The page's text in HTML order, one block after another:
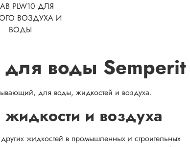
PLW10 ДЛЯ
ВОЗДУХА И
ВОДЫ
воды Semperit
для воды, жидкостей и воздуха.
и воздуха
жидкостей в промышленных и строительных